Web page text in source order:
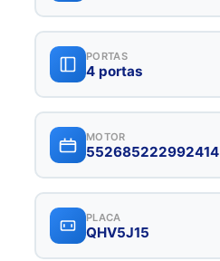
PORTAS
4 portas
MOTOR
552685222992414
PLACA
QHV5J15